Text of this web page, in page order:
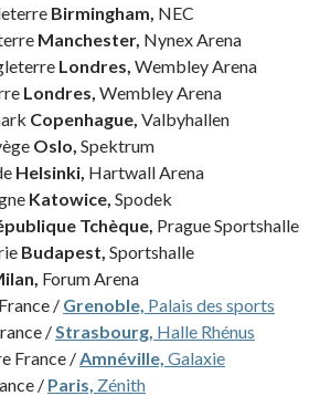
Birmingham, NEC
Manchester, Nynex Arena
Londres, Wembley Arena
Londres, Wembley Arena
Copenhague, Valbyhallen
Oslo, Spektrum
Helsinki, Hartwall Arena
Katowice, Spodek
Tchèque, Prague Sportshalle
Budapest, Sportshalle
Forum Arena
/ Grenoble, Palais des sports
/ Strasbourg, Halle Rhénus
France / Amnéville, Galaxie
/ Paris, Zénith